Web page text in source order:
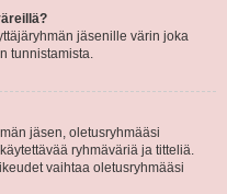
jäsenille värin joka
tunnistamista.
jäsen, oletusryhmääsi
ryhmäväriä ja titteliä.
vaihtaa oletusryhmääsi